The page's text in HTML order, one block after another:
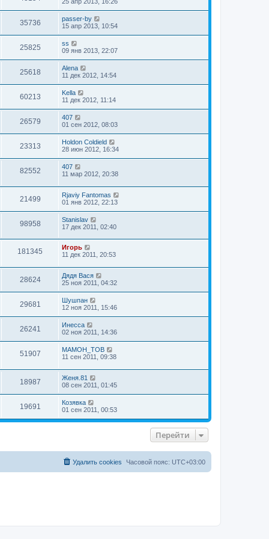
35736
passer-by
15 апр 2013, 10:54
25825
ss
09 янв 2013, 22:07
25618
Alena
11 дек 2012, 14:54
60213
Kella
11 дек 2012, 11:14
26579
407
01 сен 2012, 08:03
23313
Holdon Coldield
28 июн 2012, 16:34
82552
407
11 мар 2012, 20:38
21499
Rjaviy Fantomas
01 янв 2012, 22:13
98958
Stanislav
17 дек 2011, 02:40
181345
Игорь
11 дек 2011, 20:53
28624
Дядя Вася
25 ноя 2011, 04:32
29681
Шушпан
12 ноя 2011, 15:46
26241
Инесса
02 ноя 2011, 14:36
51907
MAMOH_TOB
11 сен 2011, 09:38
18987
Женя.81
08 сен 2011, 01:45
19691
Козявка
01 сен 2011, 00:53
Перейти
Часовой пояс: UTC+03:00
Удалить cookies